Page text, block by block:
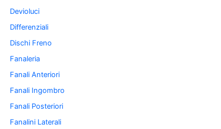
Devioluci
Differenziali
Dischi Freno
Fanaleria
Fanali Anteriori
Fanali Ingombro
Fanali Posteriori
Fanalini Laterali